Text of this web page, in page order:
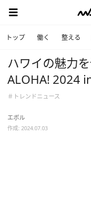
トップ 働く 整える
ハワイの魅力
ALOHA! 2024
＃トレンドニュース
エボル
作成: 2024.07.03